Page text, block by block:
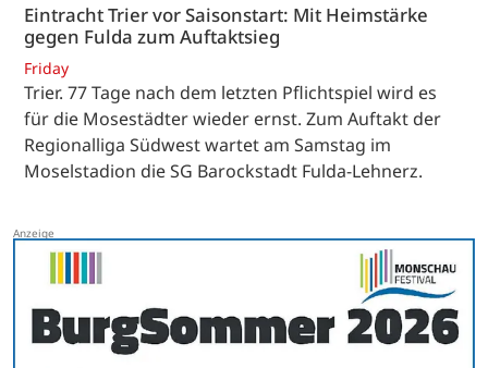
Eintracht Trier vor Saisonstart: Mit Heimstärke
gegen Fulda zum Auftaktsieg
Friday
Trier. 77 Tage nach dem letzten Pflichtspiel wird es
für die Mosestädter wieder ernst. Zum Auftakt der
Regionalliga Südwest wartet am Samstag im
Moselstadion die SG Barockstadt Fulda-Lehnerz.